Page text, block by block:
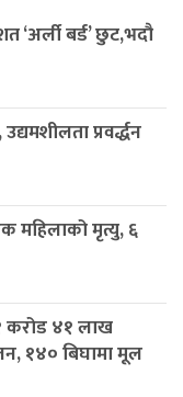
‘अर्ली बर्ड’ छुट,भदौ
प्रवर्द्धन
महिलाको मृत्यु, ६
करोड ४१ लाख
१४० बिघामा मूल